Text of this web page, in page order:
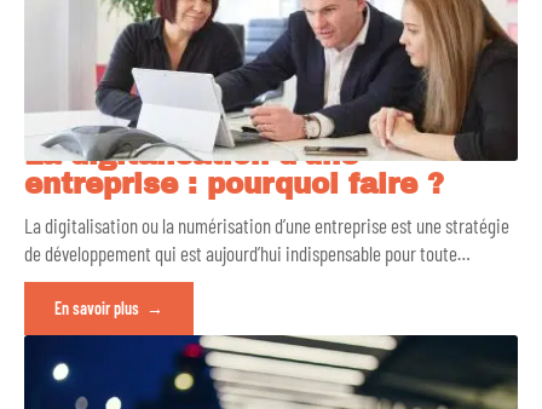
La digitalisation d’une
entreprise : pourquoi faire ?
La digitalisation ou la numérisation d’une entreprise est une stratégie
de développement qui est aujourd’hui indispensable pour toute…
En savoir plus